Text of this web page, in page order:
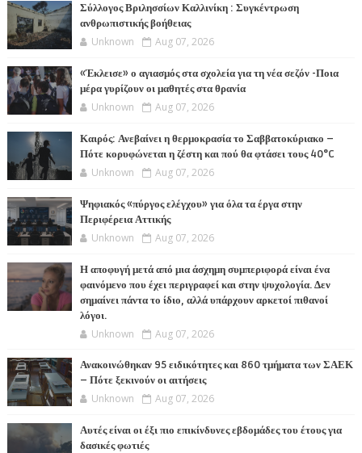
Σύλλογος Βριλησσίων Καλλινίκη : Συγκέντρωση
ανθρωπιστικής βοήθειας
Unknown Aug 07, 2026
«Έκλεισε» ο αγιασμός στα σχολεία για τη νέα σεζόν -Ποια
μέρα γυρίζουν οι μαθητές στα θρανία
Unknown Aug 07, 2026
Καιρός: Ανεβαίνει η θερμοκρασία το Σαββατοκύριακο –
Πότε κορυφώνεται η ζέστη και πού θα φτάσει τους 40°C
Unknown Aug 07, 2026
Ψηφιακός «πύργος ελέγχου» για όλα τα έργα στην
Περιφέρεια Αττικής
Unknown Aug 07, 2026
Η αποφυγή μετά από μια άσχημη συμπεριφορά είναι ένα
φαινόμενο που έχει περιγραφεί και στην ψυχολογία. Δεν
σημαίνει πάντα το ίδιο, αλλά υπάρχουν αρκετοί πιθανοί
λόγοι.
Unknown Aug 07, 2026
Ανακοινώθηκαν 95 ειδικότητες και 860 τμήματα των ΣΑΕΚ
– Πότε ξεκινούν οι αιτήσεις
Unknown Aug 07, 2026
Αυτές είναι οι έξι πιο επικίνδυνες εβδομάδες του έτους για
δασικές φωτιές